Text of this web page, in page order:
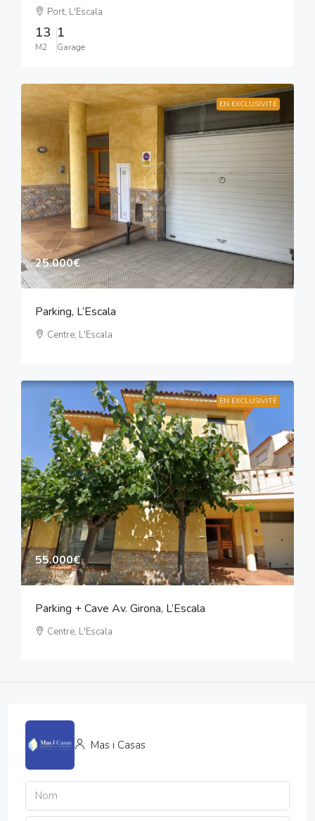
Port, L'Escala
13
M2
1
Garage
EN EXCLUSIVITÉ
25.000€
Parking, L’Escala
Centre, L'Escala
EN EXCLUSIVITÉ
55.000€
Parking + Cave Av. Girona, L’Escala
Centre, L'Escala
Mas i Casas